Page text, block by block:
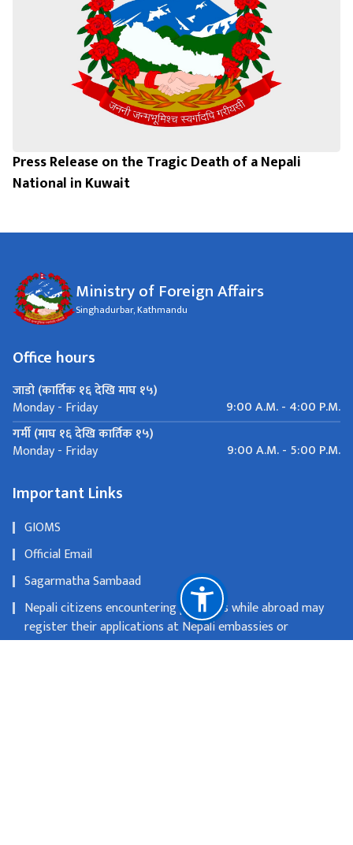
Press Release on the Tragic Death of a Nepali
National in Kuwait
Ministry of Foreign Affairs
Singhadurbar, Kathmandu
Office hours
जाडो (कार्तिक १६ देखि माघ १५)
Monday - Friday
9:00 A.M. - 4:00 P.M.
गर्मी (माघ १६ देखि कार्तिक १५)
Monday - Friday 9:00 A.M. - 5:00 P.M.
Important Links
GIOMS
Official Email
Sagarmatha Sambaad
Nepali citizens encountering problems while abroad may
register their applications at Nepali embassies or
consulates